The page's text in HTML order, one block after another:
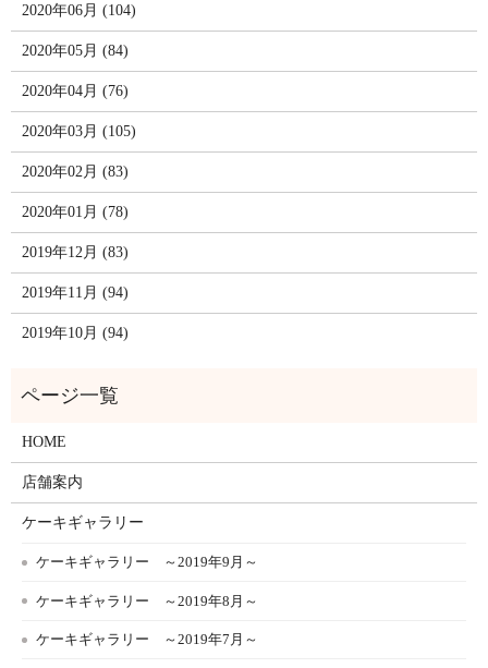
2020年06月 (104)
2020年05月 (84)
2020年04月 (76)
2020年03月 (105)
2020年02月 (83)
2020年01月 (78)
2019年12月 (83)
2019年11月 (94)
2019年10月 (94)
HOME
店舗案内
ケーキギャラリー
ケーキギャラリー ～2019年9月～
ケーキギャラリー ～2019年8月～
ケーキギャラリー ～2019年7月～